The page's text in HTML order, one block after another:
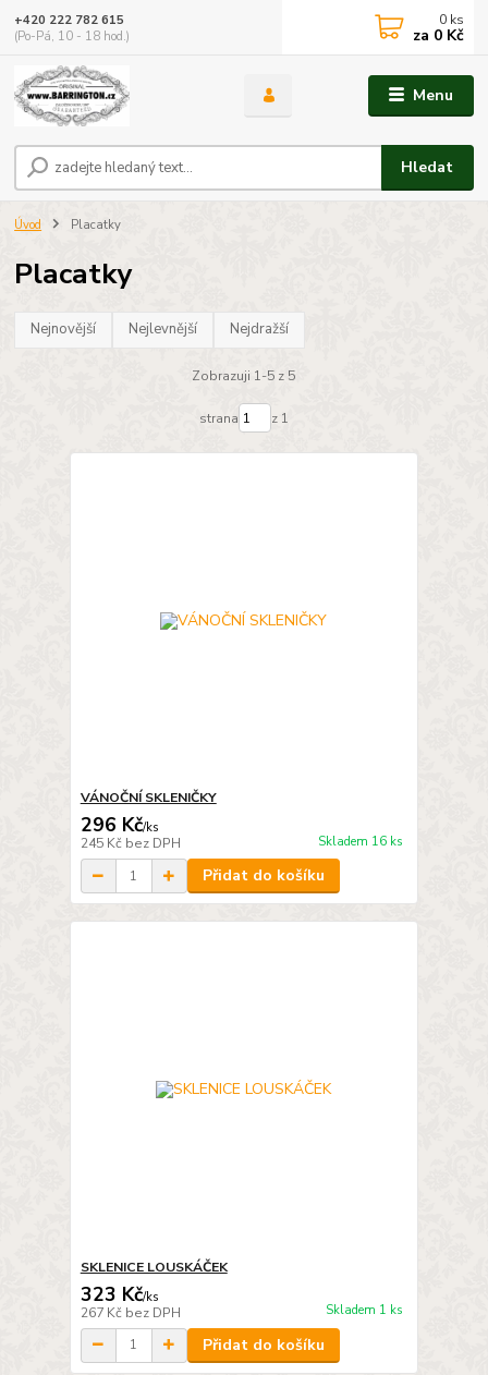
Menu
Hledat
+420 222 782 615
(Po-Pá, 10 - 18 hod.)
0 ks
za 0 Kč
Úvod Placatky
Placatky
Nejnovější Nejlevnější Nejdražší
Zobrazuji 1-5 z 5
strana z 1
VÁNOČNÍ SKLENIČKY
296 Kč/ks
245 Kč bez DPH Skladem 16 ks
Přidat do košíku
SKLENICE LOUSKÁČEK
323 Kč/ks
267 Kč bez DPH Skladem 1 ks
Přidat do košíku